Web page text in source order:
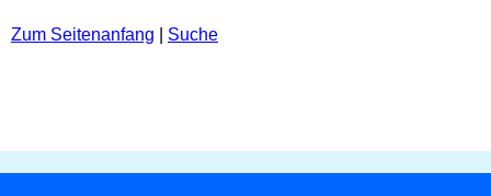
Zum Seitenanfang Suche